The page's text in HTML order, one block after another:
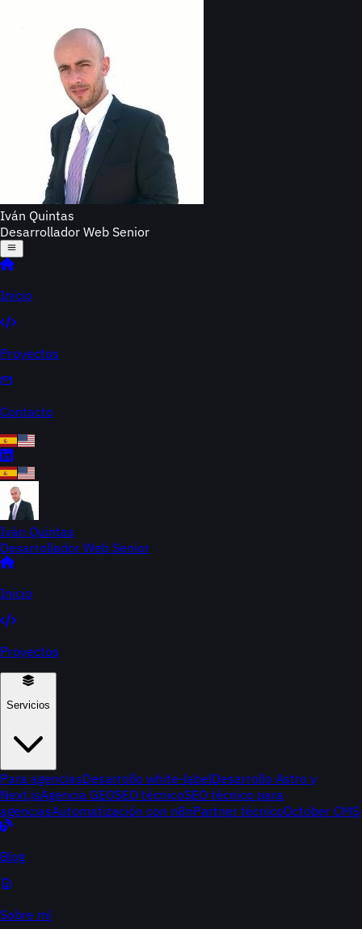
Iván Quintas
Desarrollador Web Senior
Inicio
Proyectos
Contacto
Iván Quintas
Desarrollador Web Senior
Inicio
Proyectos
Servicios
Para agenciasDesarrollo white-labelDesarrollo Astro y
Next.jsAgencia GEOSEO técnicoSEO técnico para
agenciasAutomatización con n8nPartner técnicoOctober CMS
Blog
Sobre mí